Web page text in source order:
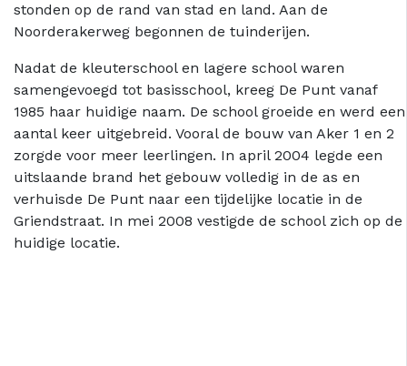
stonden op de rand van stad en land. Aan de
Noorderakerweg begonnen de tuinderijen.
Nadat de kleuterschool en lagere school waren
samengevoegd tot basisschool, kreeg De Punt vanaf
1985 haar huidige naam. De school groeide en werd een
aantal keer uitgebreid. Vooral de bouw van Aker 1 en 2
zorgde voor meer leerlingen. In april 2004 legde een
uitslaande brand het gebouw volledig in de as en
verhuisde De Punt naar een tijdelijke locatie in de
Griendstraat. In mei 2008 vestigde de school zich op de
huidige locatie.